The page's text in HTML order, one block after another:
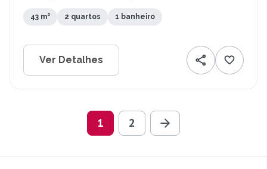
43 m² 2 quartos 1 banheiro
Ver Detalhes
1 2